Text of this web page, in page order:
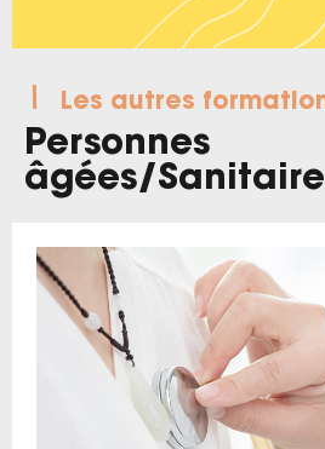
Les autres
Personnes
âgées/